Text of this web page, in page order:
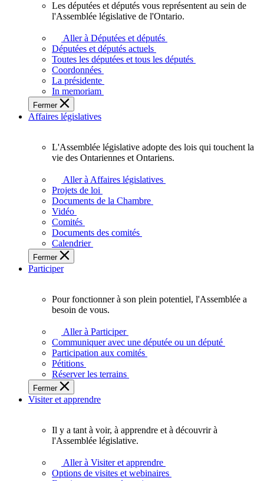
députés
vous
représentent
sein
de
l'Assemblée
législative
l'Ontario.
Les députées et députés vous représentent au sein de
l'Assemblée législative de l'Ontario.
Aller à Députées et députés
Députées et députés actuels
Toutes les députées et tous les députés
Coordonnées
La présidente
In memoriam
Fermer
Affaires législatives
L'Assemblée
adopte
touchent
des
Ontariennes
et
L'Assemblée législative adopte des lois qui touchent la
vie des Ontariennes et Ontariens.
Aller à Affaires législatives
Projets de loi
Documents de la Chambre
Vidéo
Comités
Documents des comités
Calendrier
Fermer
Participer
plein
potentiel,
l'Assemblée
a
besoin
de
Pour fonctionner à son plein potentiel, l'Assemblée a
besoin de vous.
Aller à Participer
Communiquer avec une députée ou un député
Participation aux comités
Pétitions
Réserver les terrains
Fermer
Visiter et apprendre
Il y a tant à voir, à apprendre et à découvrir à
l'Assemblée législative.
Aller à Visiter et apprendre
Options de visites et webinaires